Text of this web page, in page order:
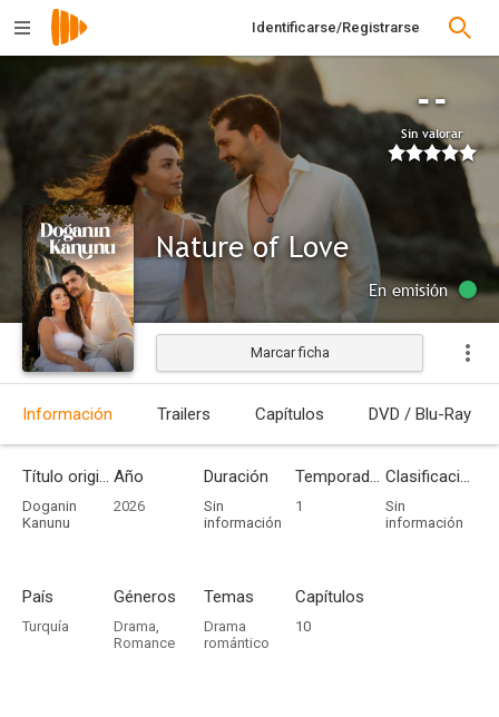
Identificarse/Registrarse
--
Sin valorar
Nature of Love
En emisión
Marcar ficha
Información Trailers Capítulos DVD / Blu-Ray
Título original
Doganin
Kanunu
Año
2026
Duración
Sin
información
Temporadas
1
Clasificación por edades
Sin
información
País
Turquía
Géneros
Drama,
Romance
Temas
Drama
romántico
Capítulos
10